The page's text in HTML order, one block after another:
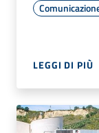
LEGGI DI PIÙ